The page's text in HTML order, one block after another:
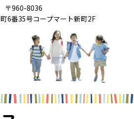
〒960-8036
6番35号コープマート新町2F